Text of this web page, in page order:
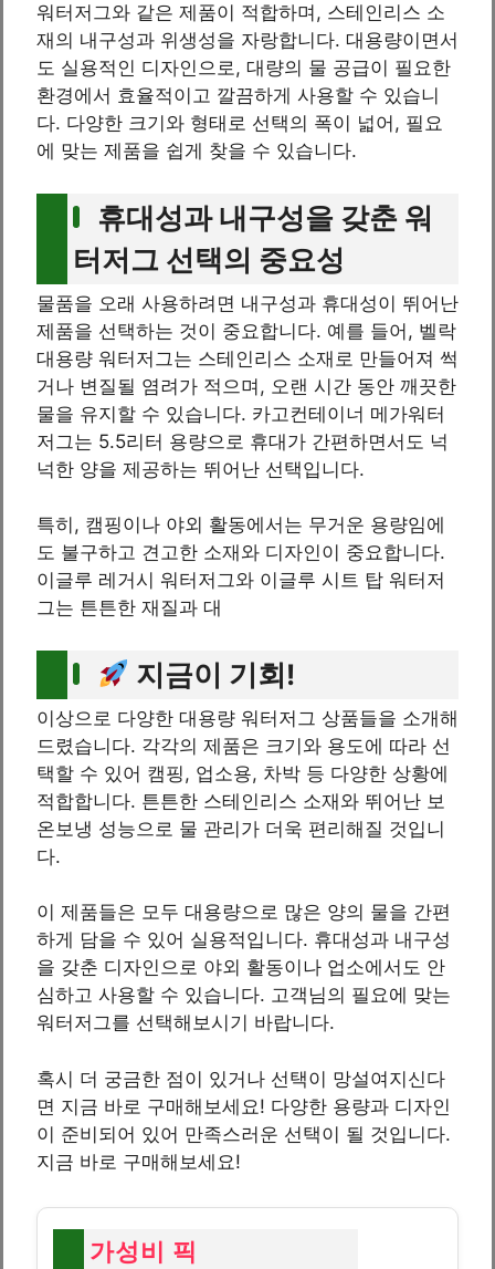
워터저그와 같은 제품이 적합하며, 스테인리스 소
재의 내구성과 위생성을 자랑합니다. 대용량이면서
도 실용적인 디자인으로, 대량의 물 공급이 필요한
환경에서 효율적이고 깔끔하게 사용할 수 있습니
다. 다양한 크기와 형태로 선택의 폭이 넓어, 필요
에 맞는 제품을 쉽게 찾을 수 있습니다.
휴대성과 내구성을 갖춘 워
터저그 선택의 중요성
물품을 오래 사용하려면 내구성과 휴대성이 뛰어난
제품을 선택하는 것이 중요합니다. 예를 들어, 벨락
대용량 워터저그는 스테인리스 소재로 만들어져 썩
거나 변질될 염려가 적으며, 오랜 시간 동안 깨끗한
물을 유지할 수 있습니다. 카고컨테이너 메가워터
저그는 5.5리터 용량으로 휴대가 간편하면서도 넉
넉한 양을 제공하는 뛰어난 선택입니다.
특히, 캠핑이나 야외 활동에서는 무거운 용량임에
도 불구하고 견고한 소재와 디자인이 중요합니다.
이글루 레거시 워터저그와 이글루 시트 탑 워터저
그는 튼튼한 재질과 대
지금이 기회!
이상으로 다양한 대용량 워터저그 상품들을 소개해
드렸습니다. 각각의 제품은 크기와 용도에 따라 선
택할 수 있어 캠핑, 업소용, 차박 등 다양한 상황에
적합합니다. 튼튼한 스테인리스 소재와 뛰어난 보
온보냉 성능으로 물 관리가 더욱 편리해질 것입니
다.
이 제품들은 모두 대용량으로 많은 양의 물을 간편
하게 담을 수 있어 실용적입니다. 휴대성과 내구성
을 갖춘 디자인으로 야외 활동이나 업소에서도 안
심하고 사용할 수 있습니다. 고객님의 필요에 맞는
워터저그를 선택해보시기 바랍니다.
혹시 더 궁금한 점이 있거나 선택이 망설여지신다
면 지금 바로 구매해보세요! 다양한 용량과 디자인
이 준비되어 있어 만족스러운 선택이 될 것입니다.
지금 바로 구매해보세요!
가성비 픽